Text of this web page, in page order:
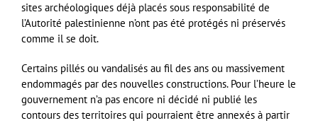
sites archéologiques déjà placés sous responsabilité de
l’Autorité palestinienne n’ont pas été protégés ni préservés
comme il se doit.
Certains pillés ou vandalisés au fil des ans ou massivement
endommagés par des nouvelles constructions. Pour l’heure le
gouvernement n’a pas encore ni décidé ni publié les
contours des territoires qui pourraient être annexés à partir